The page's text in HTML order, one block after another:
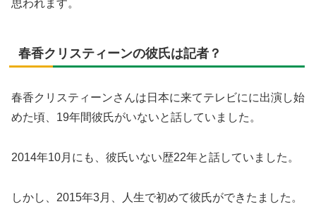
思われます。
春香クリスティーンの彼氏は記者？
春香クリスティーンさんは日本に来てテレビにに出演し始
めた頃、19年間彼氏がいないと話していました。
2014年10月にも、彼氏いない歴22年と話していました。
しかし、2015年3月、人生で初めて彼氏ができたました。